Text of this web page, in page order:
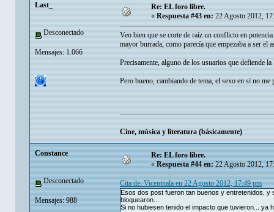
Last_
Desconectado
Mensajes: 1.066
Re: EL foro libre.
« Respuesta #43 en: 22 Agosto 2012,
Veo bien que se corte de raíz un conflicto en
mayor burrada, como parecía que empezaba a ser el
Precisamente, alguno de los usuarios que defiende
Pero bueno, cambiando de tema, el sexo en sí no
Cine, música y literatura (básicamente)
Constance
Desconectado
Mensajes: 988
Re: EL foro libre.
«Respuesta #44 en:22 Agosto 2012,
Cita de: Vicentnala en 22 Agosto 2012, 17:49 pm
Esos dos post fueron tan buenos y entretenidos,
bloquearon...
Si no hubiesen tenido el impacto que tuvieron... ya